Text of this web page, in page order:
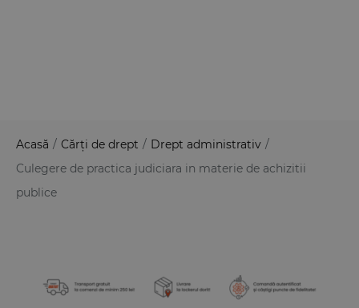
Acasă / Cărți de drept / Drept administrativ /
Culegere de practica judiciara in materie de achizitii
publice